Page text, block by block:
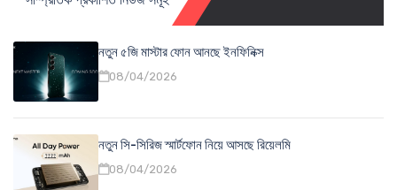
নতুন ৫জি মাস্টার ফোন আনছে ইনফিনিক্স
08/04/2026
নতুন সি-সিরিজ স্মার্টফোন নিয়ে আসছে রিয়েলমি
08/04/2026